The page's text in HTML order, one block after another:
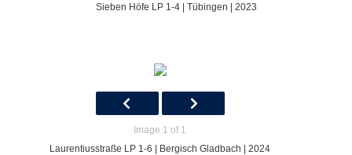
Sieben Höfe LP 1-4 | Tübingen | 2023
Image 1 of 1
Laurentiusstraße LP 1-6 | Bergisch Gladbach | 2024